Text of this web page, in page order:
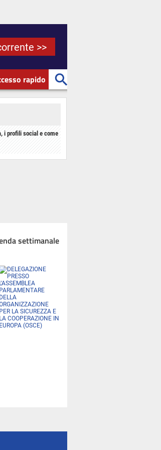
>>
rapido
i profili social e come
settimanale